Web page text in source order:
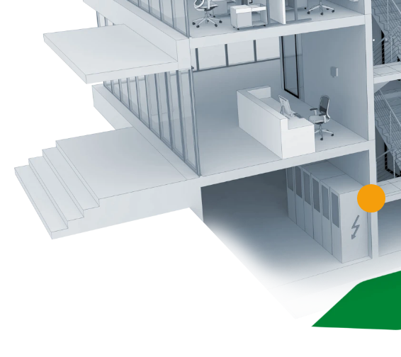
Detectați anomalii termice în componentele
electrice ale sistemelor de aer condiționat și ale
pompelor de căldură
Evaluați izolarea termică a anvelopei clădirii
Evaluați izolarea termică a